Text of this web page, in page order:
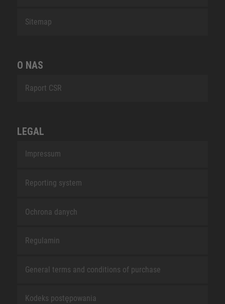
Sitemap
O NAS
Raport CSR
LEGAL
Impressum
Reporting system
Ochrona danych
Regulamin
General terms and conditions of purchase
Kodeks postępowania